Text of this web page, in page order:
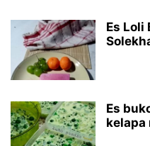
Es Loli
Es
kelapa